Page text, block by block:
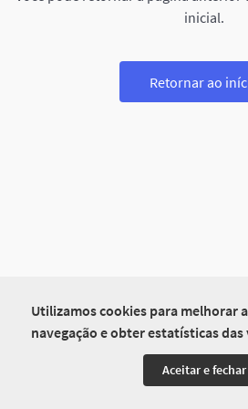
Utilizamos cookies para melhorar
navegação e obter estatísticas das
Aceitar e fechar
inicial.
Retornar ao